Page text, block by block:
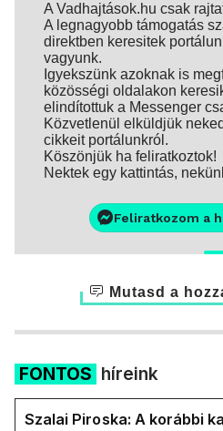
A Vadhajtások.hu csak
A legnagyobb támogatás
direktben keresitek
vagyunk.
Igyekszünk azoknak is
közösségi oldalakon
elindítottuk a Messenger
Közvetlenül elküldjük
cikkeit portálunkról.
Köszönjük ha feliratkoztok!
Nektek egy kattintás,
Feliratkozom a
Mutasd a
FONTOS híreink
Szalai Piroska: A korábbi